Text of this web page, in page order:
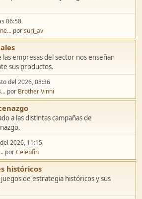
06:58
porsuri_av
las empresas del sector nos enseñan
sus productos.
del 2026, 08:36
por Brother Vinni
a las distintas campañas de
2026, 11:15
porCelebfin
históricos
de estrategia históricos y sus